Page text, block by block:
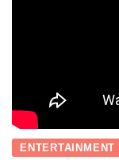
ENTERTAINMENT